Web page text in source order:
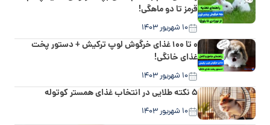
قرمز تا دو ماهگی!
۱۰ شهریور ۱۴۰۳
۰ تا ۱۰۰ غذای خرگوش لوپ ترکیش + دستور پخت
غذای خانگی!
۱۰ شهریور ۱۴۰۳
۵ نکته طلایی در انتخاب غذای همستر کوتوله
۱۰ شهریور ۱۴۰۳